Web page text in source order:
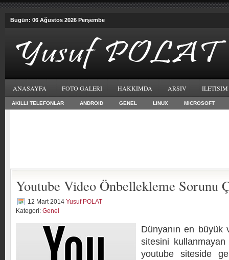
Bugün: 06 Ağustos 2026 Perşembe
ANASAYFA FOTO GALERI HAKKIMDA ARSIV ILETISIM
AKILLI TELEFONLAR ANDROID GENEL LINUX MICROSOFT
Youtube Video Önbellekleme Sorunu
12 Mart 2014 Yusuf POLAT
Kategori: Genel
Dünyanın en büyük
sitesini
youtube siteside